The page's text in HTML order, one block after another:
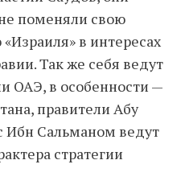
поменяли свою
в интересах
Так же себя ведут
ОАЭ, в особенности —
правители Абу
Ибн Сальманом ведут
стратегии